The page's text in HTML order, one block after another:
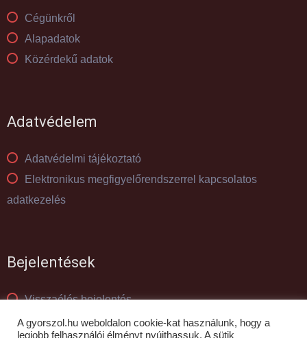
Cégünkről
Alapadatok
Közérdekű adatok
Adatvédelem
Adatvédelmi tájékoztató
Elektronikus megfigyelőrendszerrel kapcsolatos
adatkezelés
Bejelentések
Visszaélés bejelentés
Panaszkezelés
A gyorszol.hu weboldalon cookie-kat használunk, hogy a
legjobb felhasználói élményt nyújthassuk. A sütik